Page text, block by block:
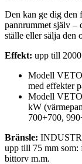
Den kan ge dig den
pannrummet själv –
ställe eller sälja den
Effekt: upp till
Modell
med effekter
Modell
kW
700+700,
Bränsle:
upp till 75 mm som:
bittorv m.m.